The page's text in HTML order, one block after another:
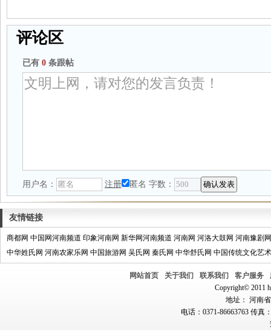
评论区
已有 0 条跟帖
用户名： 注册 匿名 字数：
友情链接
商都网 中国网河南频道 印象河南网 新华网河南频道 河南网 河洛大鼓网 河南豫剧网
中华姓氏网 河南农家乐网 中国旅游网 吴氏网 秦氏网 中华舒氏网 中国传统文化艺
网站首页 关于我们 联系我们 客户服务
Copyright© 2011
地址： 河南
电话：0371-86663763 传真